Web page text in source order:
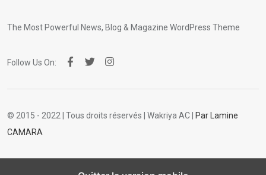
The Most Powerful News, Blog & Magazine WordPress Theme
Follow Us On:
© 2015 - 2022 | Tous droits réservés | Wakriya AC |
Par Lamine
CAMARA